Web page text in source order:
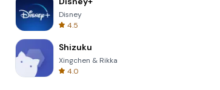
Totemia Cursed Marbels
Disney
4.5
Shizuku
Xingchen & Rikka
4.0